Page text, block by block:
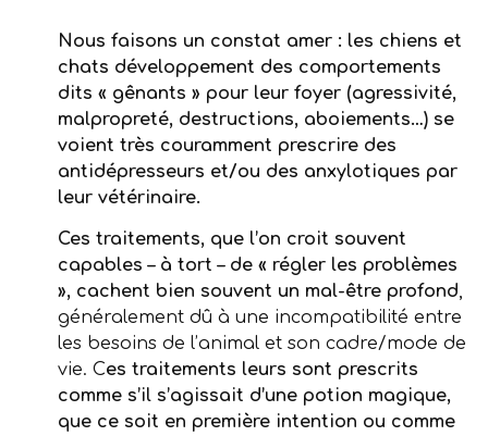
Nous faisons un constat amer : les chiens et
chats développement des comportements
dits « gênants » pour leur foyer (agressivité,
malpropreté, destructions, aboiements…) se
voient très couramment prescrire des
antidépresseurs et/ou des anxylotiques par
leur vétérinaire.
Ces traitements, que l’on croit souvent
capables – à tort – de « régler les problèmes
», cachent bien souvent un mal-être profond,
généralement dû à une incompatibilité entre
les besoins de l’animal et son cadre/mode de
vie. Ces traitements leurs sont prescrits
comme s’il s’agissait d’une potion magique,
que ce soit en première intention ou comme